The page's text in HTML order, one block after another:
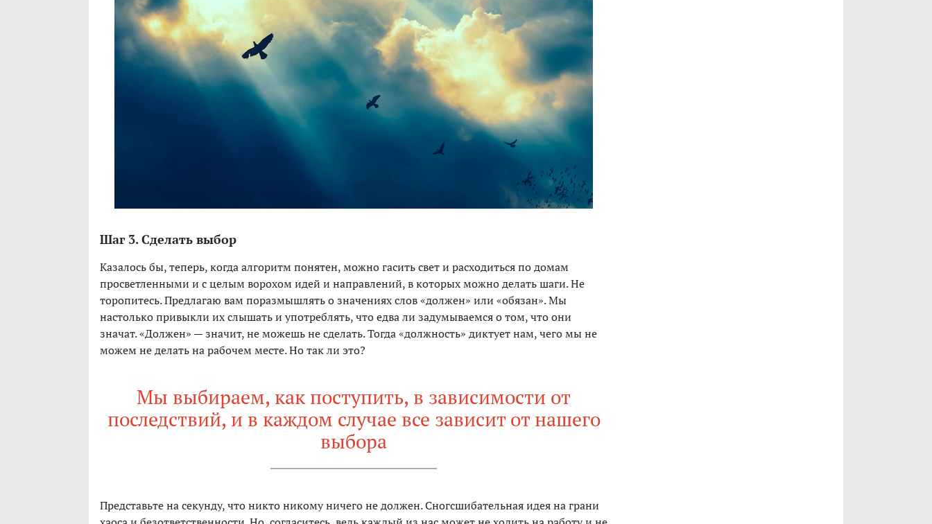
Шаг 3. Сделать выбор
Казалось бы, теперь, когда алгоритм понятен, можно гасить свет и расходиться по домам
просветленными и с целым ворохом идей и направлений, в которых можно делать шаги. Не
торопитесь. Предлагаю вам поразмышлять о значениях слов «должен» или «обязан». Мы
настолько привыкли их слышать и употреблять, что едва ли задумываемся о том, что они
значат. «Должен» — значит, не можешь не сделать. Тогда «должность» диктует нам, чего мы не
можем не делать на рабочем месте. Но так ли это?
Мы выбираем, как поступить, в зависимости от
последствий, и в каждом случае все зависит от нашего
выбора
Представьте на секунду, что никто никому ничего не должен. Сногсшибательная идея на грани